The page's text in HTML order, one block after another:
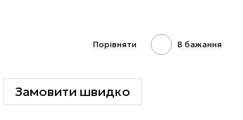
Порівняти В бажання
Замовити швидко